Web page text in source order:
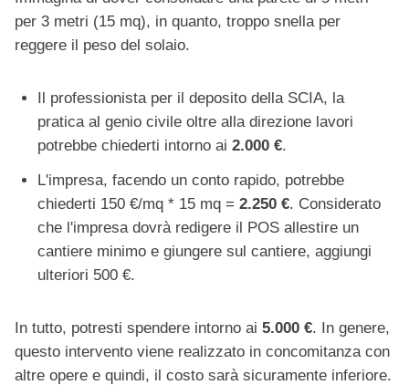
per 3 metri (15 mq), in quanto, troppo snella per
reggere il peso del solaio.
Il professionista per il deposito della SCIA, la
pratica al genio civile oltre alla direzione lavori
potrebbe chiederti intorno ai 2.000 €.
L'impresa, facendo un conto rapido, potrebbe
chiederti 150 €/mq * 15 mq = 2.250 €. Considerato
che l'impresa dovrà redigere il POS allestire un
cantiere minimo e giungere sul cantiere, aggiungi
ulteriori 500 €.
In tutto, potresti spendere intorno ai 5.000 €. In genere,
questo intervento viene realizzato in concomitanza con
altre opere e quindi, il costo sarà sicuramente inferiore.